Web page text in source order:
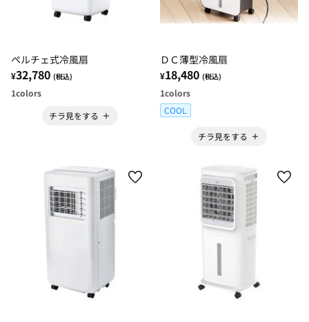
ペルチェ式冷風扇
¥32,780 (税込)
1colors
チラ見をする
ＤＣ薄型冷風扇
¥18,480 (税込)
1colors
COOL
チラ見をする